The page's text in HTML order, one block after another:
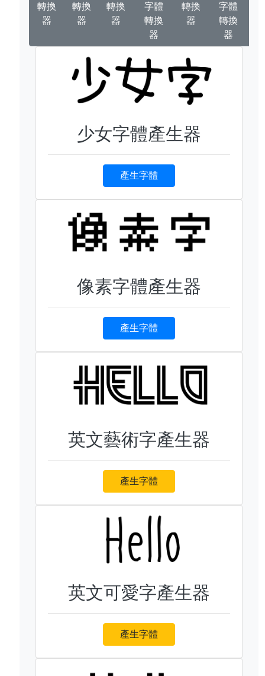
轉換
器
轉換
器
轉換
器
字體
轉換
器
轉換
器
字體
轉換
器
少女字體產生器
產生字體
像素字體產生器
產生字體
英文藝術字產生器
產生字體
英文可愛字產生器
產生字體